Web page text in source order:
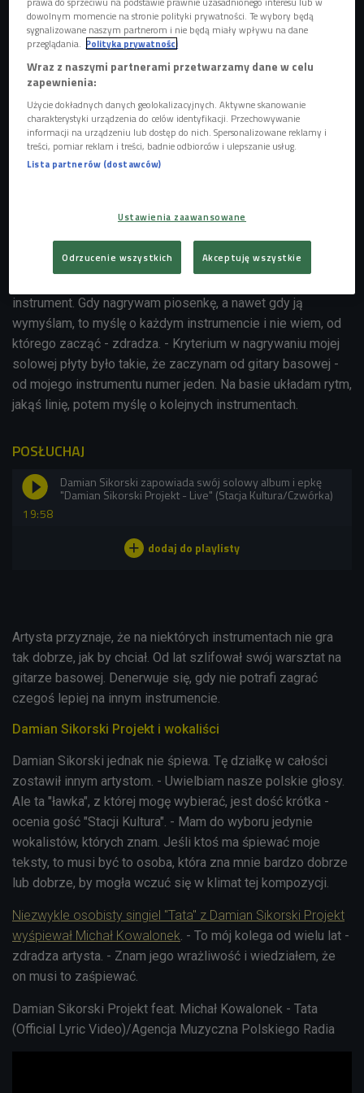
stycznia we wszystkich serwisach streamingowych i w
serwisie YouTube pojawi się jego epka "Damian Sikorski
Projekt- Live", do której nagrania zaprosił kapitalnych
polskich muzyków.
Gość Kasi Dydo przyznaje, że wciąż nie potrafi grać na
wszystkich instrumentach, a zanim sięgnął po bas, grał na
skrzypcach. - Skrzypce były moim pierwszym
Instrumentalna wszechstronność Damiana Sikorskiego
instrument. Gdy nagrywam piosenkę, a nawet gdy ją
wymyślam, to myślę o każdym instrumencie i nie wiem, od
którego zacząć - zdradza. - Kryterium w nagrywaniu mojej
solowej płyty było takie, że zaczynam od gitary basowej -
od mojego instrumentu numer jeden. Na basie układam rytm,
jakąś linię, potem myślę o kolejnych instrumentach.
POSŁUCHAJ
19:58
Damian Sikorski zapowiada swój solowy album i epkę
"Damian Sikorski Projekt - Live" (Stacja Kultura/Czwórka)
Artysta przyznaje, że na niektórych instrumentach nie gra
tak dobrze, jak by chciał. Od lat szlifował swój warsztat na
gitarze basowej. Denerwuje się, gdy nie potrafi zagrać
czegoś lepiej na innym instrumencie.
Damian Sikorski Projekt i wokaliści
Damian Sikorski jednak nie śpiewa. Tę działkę w całości
zostawił innym artystom. - Uwielbiam nasze polskie głosy.
Ale ta "ławka", z której mogę wybierać, jest dość krótka -
ocenia gość "Stacji Kultura". - Mam do wyboru jedynie
wokalistów, których znam. Jeśli ktoś ma śpiewać moje
teksty, to musi być to osoba, która zna mnie bardzo dobrze
lub dobrze, by mogła wczuć się w klimat tej kompozycji.
Niezwykle osobisty singiel "Tata" z Damian Sikorski Projekt
wyśpiewał Michał Kowalonek. - To mój kolega od wielu lat -
zdradza artysta. - Znam jego wrażliwość i wiedziałem, że
on musi to zaśpiewać.
Damian Sikorski Projekt feat. Michał Kowalonek - Tata
(Official Lyric Video)/Agencja Muzyczna Polskiego Radia
dowolnym momencie na stronie polityki prywatności. Te wybory będą
sygnalizowane naszym partnerom i nie będą miały wpływu na dane
przeglądania. Polityka prywatności
Wraz z naszymi partnerami przetwarzamy dane w celu
zapewnienia:
Użycie dokładnych danych geolokalizacyjnych. Aktywne skanowanie
charakterystyki urządzenia do celów identyfikacji. Przechowywanie
informacji na urządzeniu lub dostęp do nich. Spersonalizowane reklamy i
treści, pomiar reklam i treści, badnie odbiorców i ulepszanie usług.
Lista partnerów (dostawców)
Ustawienia zaawansowane
Odrzucenie wszystkich Akceptuję wszystkie